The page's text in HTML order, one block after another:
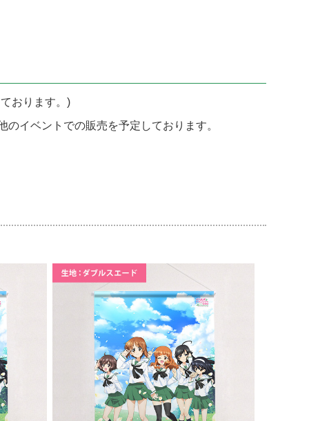
おります。)
イベントでの販売を予定しております。